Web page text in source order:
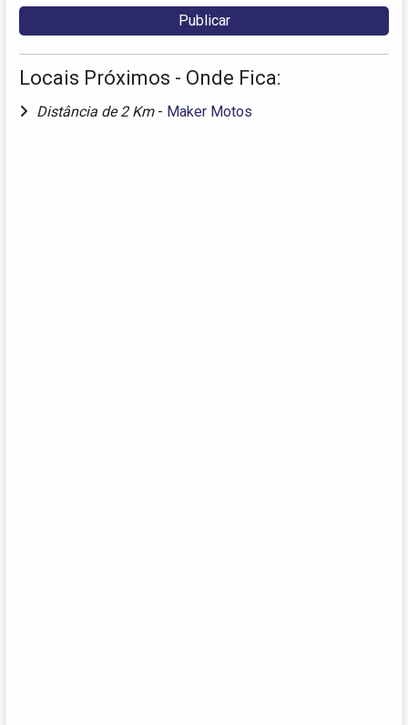
Locais Próximos - Onde Fica:
Distância de 2 Km - Maker Motos